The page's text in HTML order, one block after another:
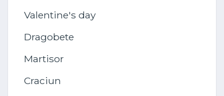
Valentine's day
Dragobete
Martisor
Craciun